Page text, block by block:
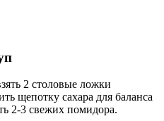
2 столовые ложки
щепотку сахара для баланса
2-3 свежих помидора.